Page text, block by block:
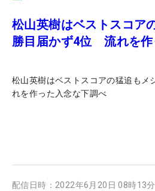
松山英樹はベストスコア
勝目届かず4位 流れを作
松山英樹はベストスコアの猛追も
れを作った入念な下調べ
配信日時： 2022年6月20日 08時13分